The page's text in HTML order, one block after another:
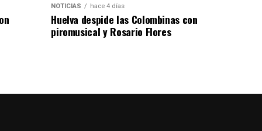
NOTICIAS hace 4 días
Huelva despide las Colombinas con
piromusical y Rosario Flores